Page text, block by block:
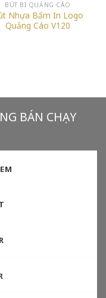
BÚT BI QUẢNG CÁO
Nhựa Bấm In Logo
Quảng Cáo V120
BÁN CHẠY